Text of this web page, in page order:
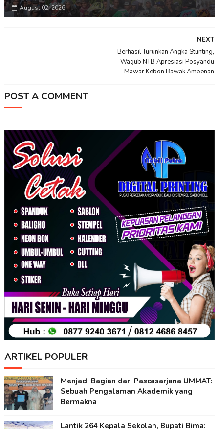
August 02, 2026
NEXT
Berhasil Turunkan Angka Stunting,
Wagub NTB Apresiasi Posyandu
Mawar Kebon Bawak Ampenan
POST A COMMENT
ARTIKEL POPULER
Menjadi Bagian dari Pascasarjana UMMAT:
Sebuah Pengalaman Akademik yang
Bermakna
Lantik 264 Kepala Sekolah, Bupati Bima: